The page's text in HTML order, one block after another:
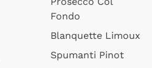
Fondo
Blanquette Limoux
Spumanti Pinot